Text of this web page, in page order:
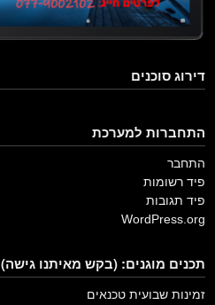
דירוג סוכנים
התחברות למערכת
התחבר
פיד רשומות
פיד תגובות
WordPress.org
תכנים מוגנים: (בקש מאיתנו גישה)
זמינות שבועית טכנאים